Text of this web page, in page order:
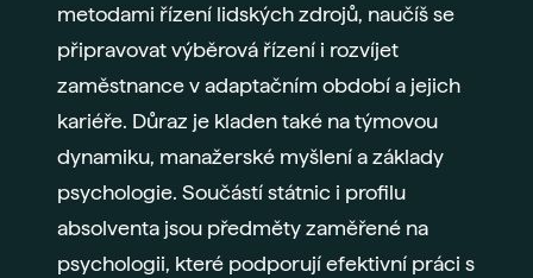
metodami řízení lidských zdrojů, naučíš se
připravovat výběrová řízení i rozvíjet
zaměstnance v adaptačním období a jejich
kariéře. Důraz je kladen také na týmovou
dynamiku, manažerské myšlení a základy
psychologie. Součástí státnic i profilu
absolventa jsou předměty zaměřené na
psychologii, které podporují efektivní práci s